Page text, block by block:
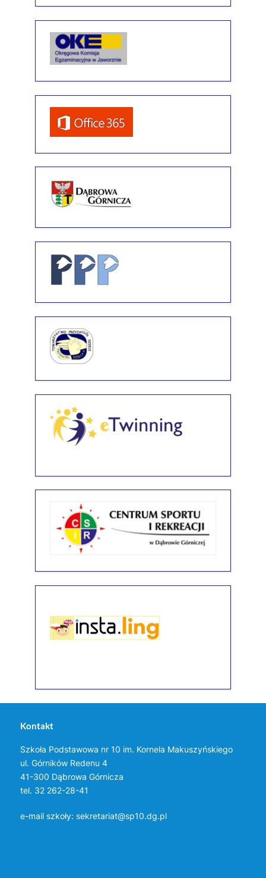
Kontakt
Szkoła Podstawowa nr 10 im. Kornela Makuszyńskiego
ul. Górników Redenu 4
41-300 Dąbrowa Górnicza
tel. 32 262-28-41
e-mail szkoły: sekretariat@sp10.dg.pl